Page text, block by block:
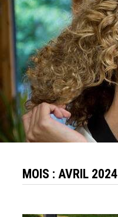
MOIS :AVRIL 2024